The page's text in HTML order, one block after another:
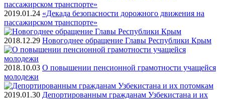
2019.01.24 «Декада безопасности дорожного движения на
пассажирском транспорте»
2018.12.29 Новогоднее обращение Главы Республики Крым
2018.10.03 О повышении пенсионной грамотности учащейся
молодежи
2019.01.30 Депортированным гражданам Узбекистана и их